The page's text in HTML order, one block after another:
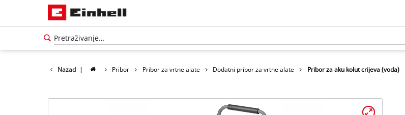
Nazad | Pribor Pribor za vrtne alate Dodatni pribor za vrtne alate Pribor za aku kolut crijeva (voda)